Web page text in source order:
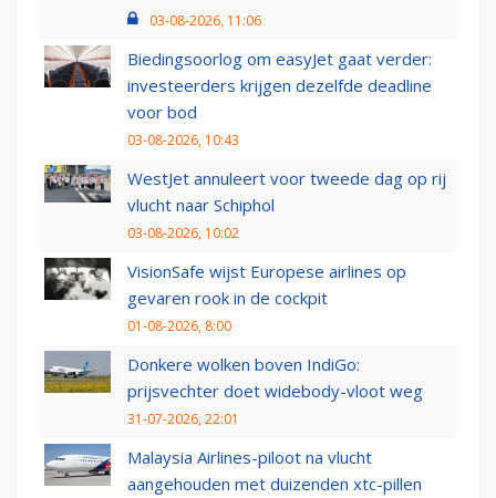
03-08-2026, 11:06
Biedingsoorlog om easyJet gaat verder:
investeerders krijgen dezelfde deadline
voor bod
03-08-2026, 10:43
WestJet annuleert voor tweede dag op rij
vlucht naar Schiphol
03-08-2026, 10:02
VisionSafe wijst Europese airlines op
gevaren rook in de cockpit
01-08-2026, 8:00
Donkere wolken boven IndiGo:
prijsvechter doet widebody-vloot weg
31-07-2026, 22:01
Malaysia Airlines-piloot na vlucht
aangehouden met duizenden xtc-pillen